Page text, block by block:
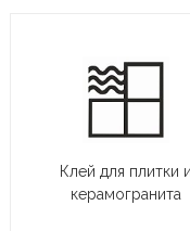
Клей для плитки и
керамогранита